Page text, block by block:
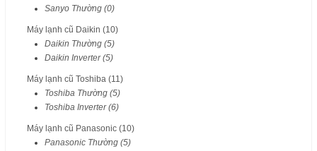
Sanyo Thường (0)
Máy lạnh cũ Daikin (10)
Daikin Thường (5)
Daikin Inverter (5)
Máy lạnh cũ Toshiba (11)
Toshiba Thường (5)
Toshiba Inverter (6)
Máy lạnh cũ Panasonic (10)
Panasonic Thường (5)